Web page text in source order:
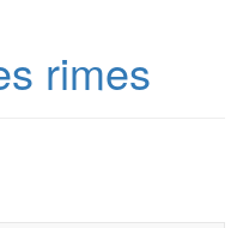
rimes